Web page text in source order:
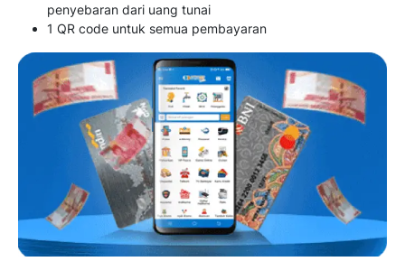
penyebaran dari uang tunai
1 QR code untuk semua pembayaran